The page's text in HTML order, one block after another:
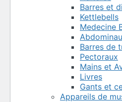
Barres et
Kettlebells
Medecine
Barres de
Pectoraux
Mains et
Livres
Gants et
Appareils de